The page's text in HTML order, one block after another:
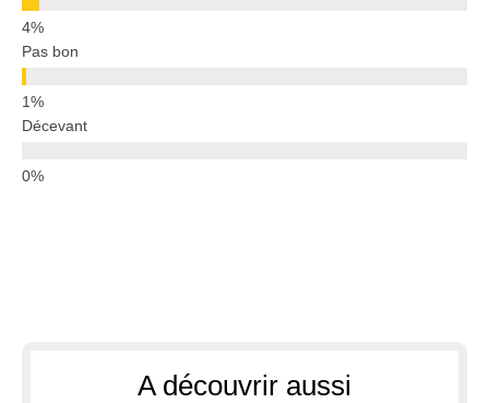
Pas bon
Décevant
A découvrir aussi